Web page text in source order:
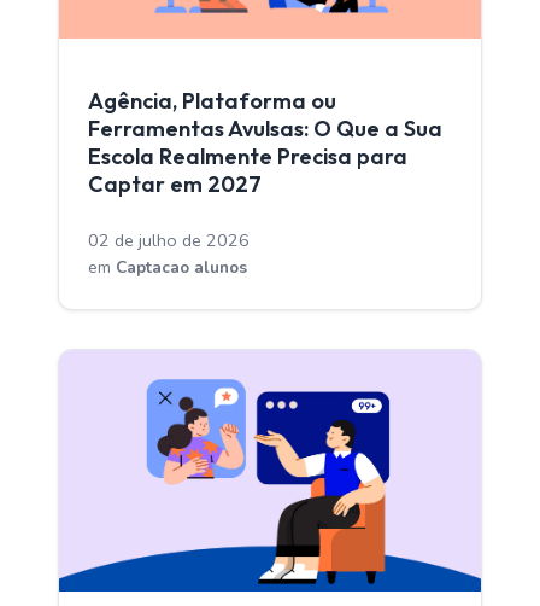
Agência, Plataforma ou
Ferramentas Avulsas: O Que a Sua
Escola Realmente Precisa para
Captar em 2027
02 de julho de 2026
em Captacao alunos